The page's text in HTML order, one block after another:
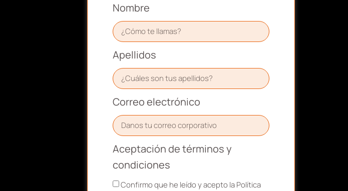
Nombre
Apellidos
Correo electrónico
Aceptación de términos y
condiciones
Confirmo que he leído y acepto la Política